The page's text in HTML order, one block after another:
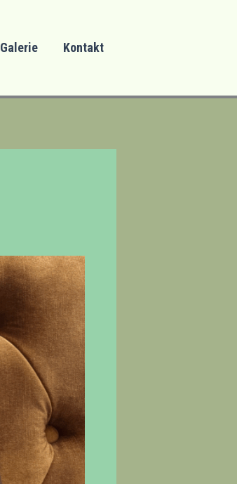
Galerie Kontakt